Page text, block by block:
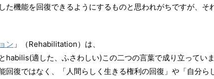
た機能を回復できるようにするものと思われがちですが、そ
ン 」（Rehabilitation）は、
habilis(適した、ふさわしい)この二つの言葉で成り立っていま
回復ではなく、「人間らしく生きる権利の回復」や「自分ら